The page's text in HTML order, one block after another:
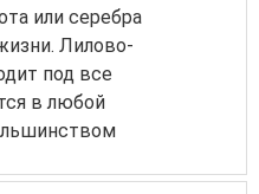
или серебра
Лилово-
под все
в любой